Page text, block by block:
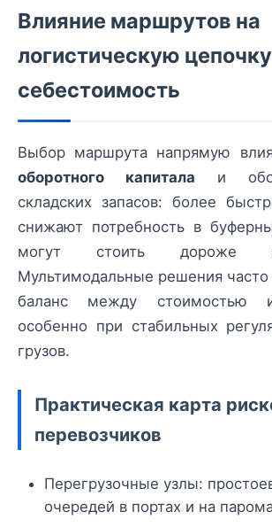
Влияние маршрутов на
логистическую
себестоимость
Выбор маршрута напрямую
оборотного капитала и
складских запасов: более
снижают потребность в
могут стоить дороже
Мультимодальные решения
баланс между стоимостью
особенно при стабильных
грузов.
Практическая карта
перевозчиков
Перегрузочные узлы:
очередей в портах и на